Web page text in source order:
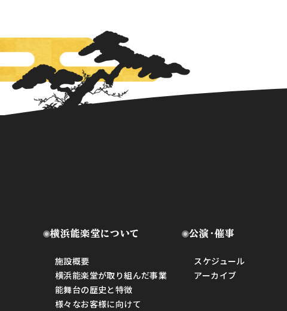
横浜能楽堂について
施設概要
横浜能楽堂が取り組んだ事業
能舞台の歴史と特徴
様々なお客様に向けて
公演・催事
スケジュール
アーカイブ